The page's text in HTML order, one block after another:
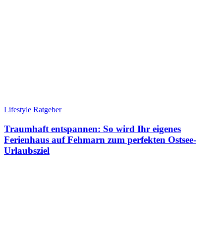
Lifestyle Ratgeber
Traumhaft entspannen: So wird Ihr eigenes
Ferienhaus auf Fehmarn zum perfekten Ostsee-
Urlaubsziel